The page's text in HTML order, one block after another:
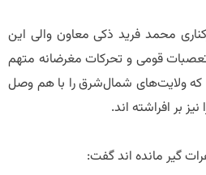
محمد فرید ذکی معاون والی این
قومی و تحرکات مغرضانه متهم
که ولایت‌های شمال‌شرق را با هم وصل
بر افراشته اند.
گیر مانده اند گفت: